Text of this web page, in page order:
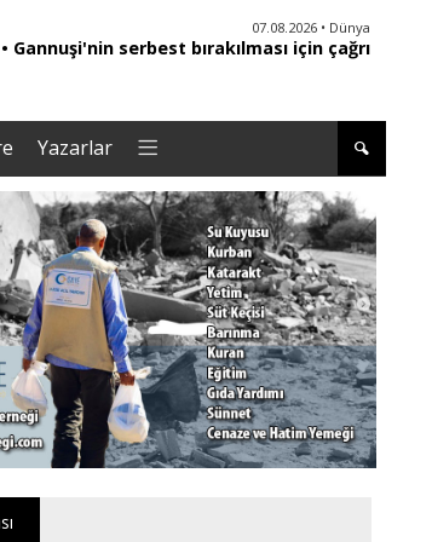
07.08.2026 • Dünya
• Gannuşi'nin serbest bırakılması için çağrı
06.08.2026 • Yorum - Analiz
Ebeveynliğin Kalbi: Duygusal Zekâ ile Çocuk
Yazarlar